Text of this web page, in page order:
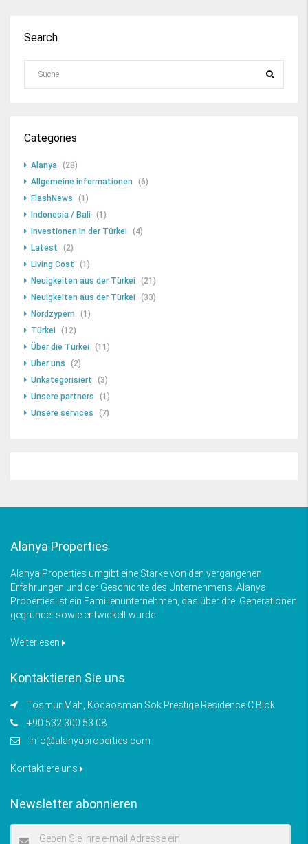
Search
Categories
Alanya (28)
Allgemeine informationen
(6)
FlashNews
(1)
Indonesia / Bali
(1)
Investionen in der Türkei
(4)
Latest
(2)
Living Cost
(1)
Neuigkeiten aus der Türkei
(21)
Neuigkeiten aus der Türkei
(33)
Nordzypern
(1)
Türkei
(12)
Über die Türkei
(11)
Uber uns
(2)
Unkategorisiert
(3)
Unsere partners
(1)
Unsere services
(7)
Alanya Properties
Alanya Properties umgibt eine Stärke von den vergangenen
Erfahrungen und der Geschichte des Unternehmens. Alanya
Properties ist ein Familienunternehmen, das über drei Generationen
gegründet sowie entwickelt wurde.
Weiterlesen
Kontaktieren Sie uns
Tosmur Mah, Kocaosman Sok Prestige Residence C Blok
+90 532 300 53 08
info@alanyaproperties.com
Kontaktiere uns
Newsletter abonnieren